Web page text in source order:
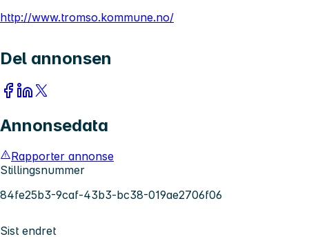
http://www.tromso.kommune.no/
Del annonsen
Annonsedata
Rapporter annonse
Stillingsnummer
84fe25b3-9caf-43b3-bc38-019ae2706f06
Sist endret